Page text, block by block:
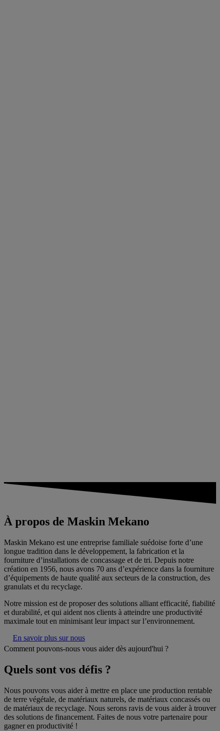
À propos de Maskin Mekano
Maskin Mekano est une entreprise familiale suédoise forte d’une
longue tradition dans le développement, la fabrication et la
fourniture d’installations de concassage et de tri. Depuis notre
création en 1956, nous avons 70 ans d’expérience dans la fourniture
d’équipements de haute qualité aux secteurs de la construction, des
granulats et du recyclage.
Notre mission est de proposer des solutions alliant efficacité, fiabilité
et durabilité, et qui aident nos clients à atteindre une productivité
maximale tout en minimisant leur impact sur l’environnement.
En savoir plus sur nous
Comment pouvons-nous vous aider dès aujourd'hui ?
Quels sont vos défis ?
Nous pouvons vous aider à mettre en place une production rentable
de terre végétale, de matériaux naturels, de matériaux concassés ou
de matériaux de recyclage. Nous serons ravis de vous aider à trouver
des solutions de financement. Faites de nous votre partenaire pour
gagner en productivité !